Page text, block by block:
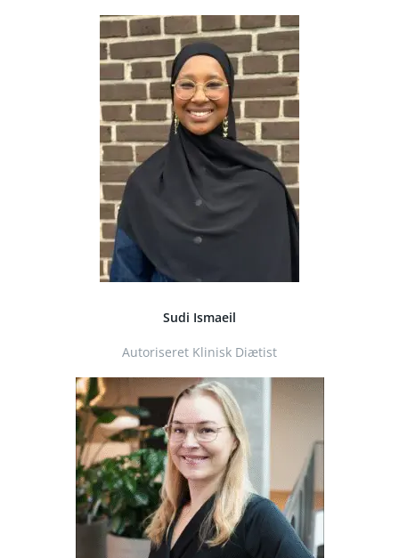
Sudi Ismaeil
Autoriseret Klinisk Diætist